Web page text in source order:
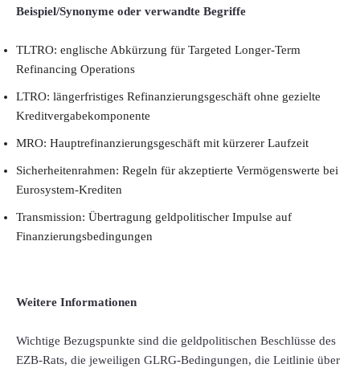
Beispiel/Synonyme oder verwandte Begriffe
TLTRO: englische Abkürzung für Targeted Longer-Term
Refinancing Operations
LTRO: längerfristiges Refinanzierungsgeschäft ohne gezielte
Kreditvergabekomponente
MRO: Hauptrefinanzierungsgeschäft mit kürzerer Laufzeit
Sicherheitenrahmen: Regeln für akzeptierte Vermögenswerte bei
Eurosystem-Krediten
Transmission: Übertragung geldpolitischer Impulse auf
Finanzierungsbedingungen
Weitere Informationen
Wichtige Bezugspunkte sind die geldpolitischen Beschlüsse des
EZB-Rats, die jeweiligen GLRG-Bedingungen, die Leitlinie über